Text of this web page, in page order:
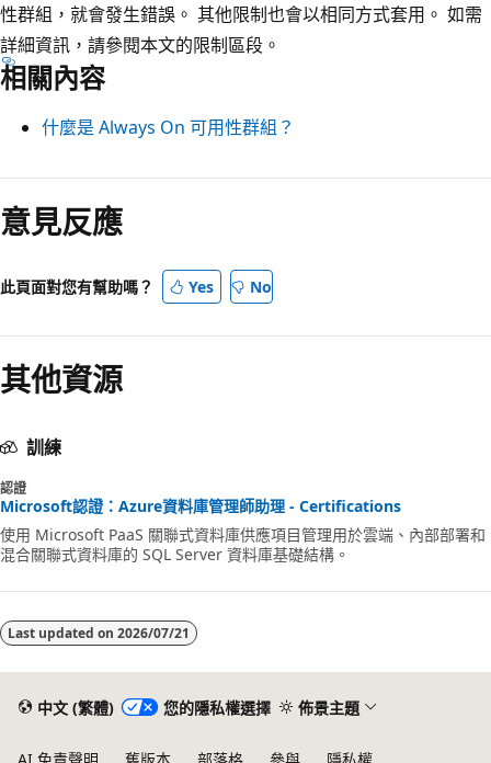
性群組，就會發生錯誤。 其他限制也會以相同方式套用。 如需
詳細資訊，請參閱本文的限制區段。
相關內容
什麼是 Always On 可用性群組？
閱
讀
模
已
用
意見反應
此頁面對您有幫助嗎？ Yes No
其他資源
訓練
認證
Microsoft認證：Azure資料庫管理師助理 - Certifications
使用 Microsoft PaaS 關聯式資料庫供應項目管理用於雲端、內部部署和
混合關聯式資料庫的 SQL Server 資料庫基礎結構。
Last updated on 2026/07/21
中文 (繁體) 您的隱私權選擇 佈景主題